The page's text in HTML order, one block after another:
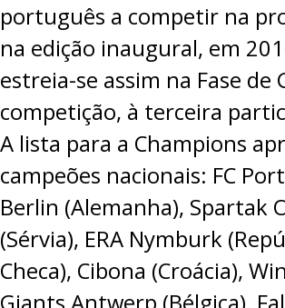
português a competir na
na edição inaugural, em
estreia-se assim na Fase de
competição, à terceira
A lista para a Champions
campeões nacionais: FC
Berlin (Alemanha), Spartak
(Sérvia), ERA Nymburk
Checa), Cibona (Croácia),